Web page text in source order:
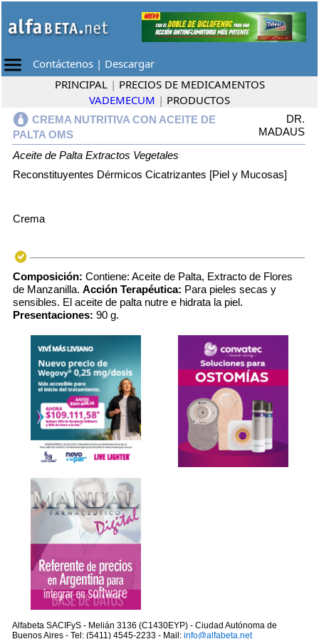
Contáctenos | Descargar
PRINCIPAL | PRECIOS DE MEDICAMENTOS
VADEMECUM | PRODUCTOS
CREMA NUTRITIVA CON ACEITE DE
PALTA OMS
DR.
MADAUS
Aceite de Palta Extractos Vegetales
Reconstituyentes Dérmicos Cicatrizantes [Piel y Mucosas]
Crema
Composición: Contiene: Aceite de Palta, Extracto de Flores
de Manzanilla. Acción Terapéutica: Para pieles secas y
sensibles. El aceite de palta nutre e hidrata la piel.
Presentaciones: 90 g.
Alfabeta SACIFyS - Melián 3136 (C1430EYP) - Ciudad Autónoma de
Buenos Aires - Tel: (5411) 4545-2233 - Mail: info@alfabeta.net